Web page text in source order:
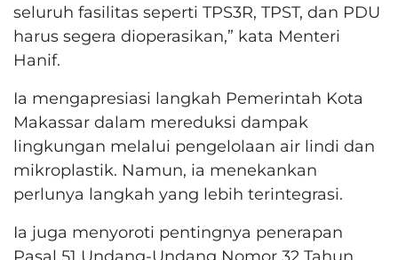
seluruh fasilitas seperti TPS3R, TPST, dan PDU
harus segera dioperasikan,” kata Menteri
Hanif.
Ia mengapresiasi langkah Pemerintah Kota
Makassar dalam mereduksi dampak
lingkungan melalui pengelolaan air lindi dan
mikroplastik. Namun, ia menekankan
perlunya langkah yang lebih terintegrasi.
Ia juga menyoroti pentingnya penerapan